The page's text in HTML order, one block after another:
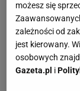
MAREK
możesz się
zależności od
jest kierowany.
osobowych
Gazeta.pl i